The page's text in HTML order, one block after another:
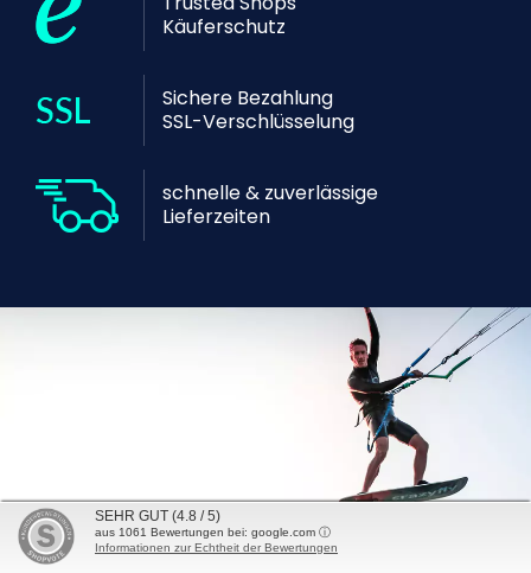
Käuferschutz
Sichere Bezahlung
SSL-Verschlüsselung
schnelle & zuverlässige
Lieferzeiten
Fragen?
SEHR GUT (4.8 / 5)
aus 1061 Bewertungen bei: google.com ⓘ
Informationen zur Echtheit der Bewertungen